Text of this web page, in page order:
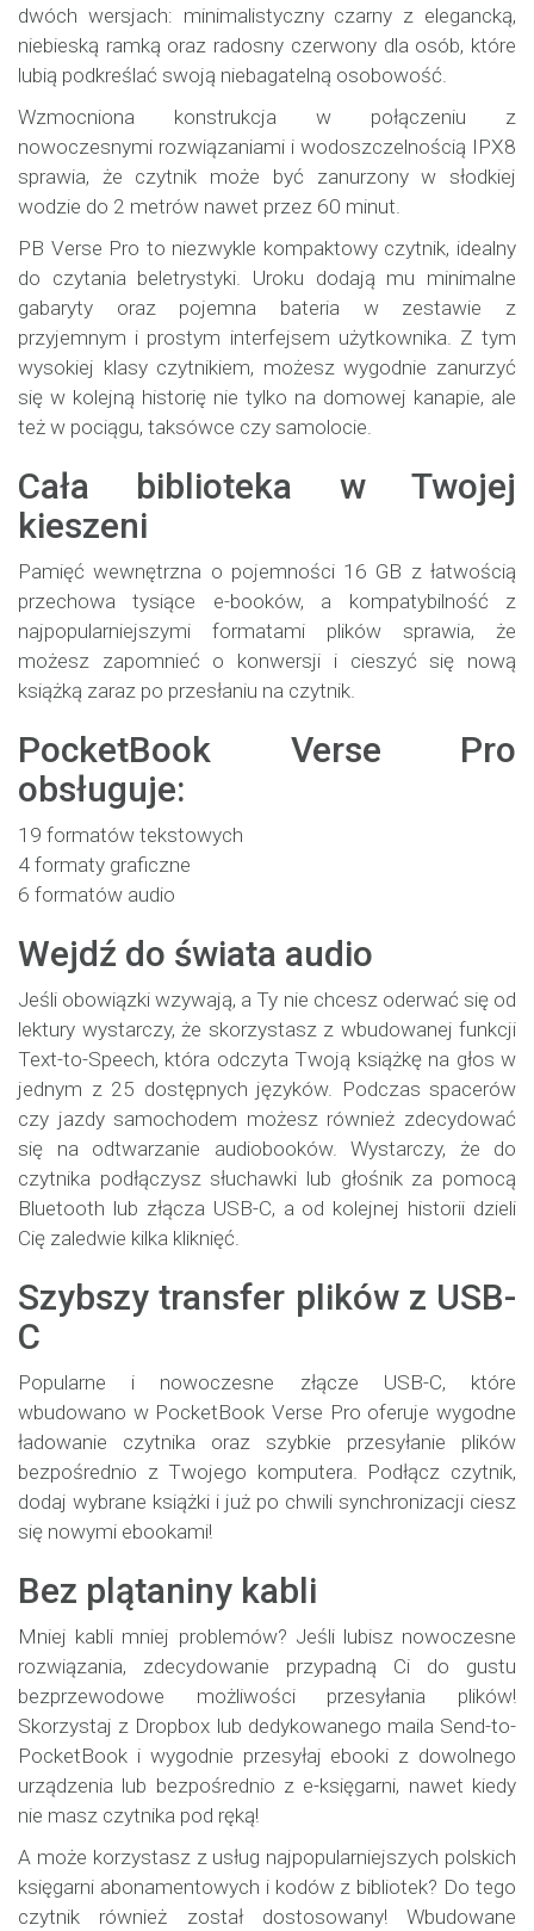
dwóch wersjach: minimalistyczny czarny z elegancką,
niebieską ramką oraz radosny czerwony dla osób, które
lubią podkreślać swoją niebagatelną osobowość.
Wzmocniona konstrukcja w połączeniu z
nowoczesnymi rozwiązaniami i wodoszczelnością IPX8
sprawia, że czytnik może być zanurzony w słodkiej
wodzie do 2 metrów nawet przez 60 minut.
PB Verse Pro to niezwykle kompaktowy czytnik, idealny
do czytania beletrystyki. Uroku dodają mu minimalne
gabaryty oraz pojemna bateria w zestawie z
przyjemnym i prostym interfejsem użytkownika. Z tym
wysokiej klasy czytnikiem, możesz wygodnie zanurzyć
się w kolejną historię nie tylko na domowej kanapie, ale
też w pociągu, taksówce czy samolocie.
Cała biblioteka w Twojej
kieszeni
Pamięć wewnętrzna o pojemności 16 GB z łatwością
przechowa tysiące e-booków, a kompatybilność z
najpopularniejszymi formatami plików sprawia, że
możesz zapomnieć o konwersji i cieszyć się nową
książką zaraz po przesłaniu na czytnik.
PocketBook Verse Pro
obsługuje:
19 formatów tekstowych
4 formaty graficzne
6 formatów audio
Wejdź do świata audio
Jeśli obowiązki wzywają, a Ty nie chcesz oderwać się od
lektury wystarczy, że skorzystasz z wbudowanej funkcji
Text-to-Speech, która odczyta Twoją książkę na głos w
jednym z 25 dostępnych języków. Podczas spacerów
czy jazdy samochodem możesz również zdecydować
się na odtwarzanie audiobooków. Wystarczy, że do
czytnika podłączysz słuchawki lub głośnik za pomocą
Bluetooth lub złącza USB-C, a od kolejnej historii dzieli
Cię zaledwie kilka kliknięć.
Szybszy transfer plików z USB-
C
Popularne i nowoczesne złącze USB-C, które
wbudowano w PocketBook Verse Pro oferuje wygodne
ładowanie czytnika oraz szybkie przesyłanie plików
bezpośrednio z Twojego komputera. Podłącz czytnik,
dodaj wybrane książki i już po chwili synchronizacji ciesz
się nowymi ebookami!
Bez plątaniny kabli
Mniej kabli mniej problemów? Jeśli lubisz nowoczesne
rozwiązania, zdecydowanie przypadną Ci do gustu
bezprzewodowe możliwości przesyłania plików!
Skorzystaj z Dropbox lub dedykowanego maila Send-to-
PocketBook i wygodnie przesyłaj ebooki z dowolnego
urządzenia lub bezpośrednio z e-księgarni, nawet kiedy
nie masz czytnika pod ręką!
A może korzystasz z usług najpopularniejszych polskich
księgarni abonamentowych i kodów z bibliotek? Do tego
czytnik również został dostosowany! Wbudowane